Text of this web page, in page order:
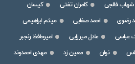
شهاب فالجی کامران تفتی
کیسان
رضوی احمد صفایی
میثم ابراهیمی
عباسی عادل میرزایی
امیرحافظ رنجبر
نوان معین زد
مهدی احمدوند